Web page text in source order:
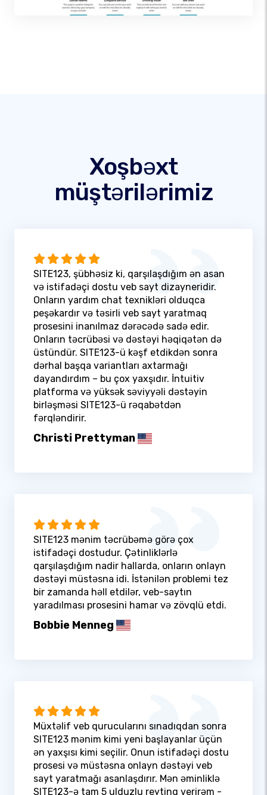
Xoşbəxt
müştərilərimiz
SITE123, şübhəsiz ki, qarşılaşdığım ən asan
və istifadəçi dostu veb sayt dizayneridir.
Onların yardım chat texnikləri olduqca
peşəkardır və təsirli veb sayt yaratmaq
prosesini inanılmaz dərəcədə sadə edir.
Onların təcrübəsi və dəstəyi həqiqətən də
üstündür. SITE123-ü kəşf etdikdən sonra
dərhal başqa variantları axtarmağı
dayandırdım – bu çox yaxşıdır. İntuitiv
platforma və yüksək səviyyəli dəstəyin
birləşməsi SITE123-ü rəqabətdən
fərqləndirir.
Christi Prettyman
SITE123 mənim təcrübəmə görə çox
istifadəçi dostudur. Çətinliklərlə
qarşılaşdığım nadir hallarda, onların onlayn
dəstəyi müstəsna idi. İstənilən problemi tez
bir zamanda həll etdilər, veb-saytın
yaradılması prosesini hamar və zövqlü etdi.
Bobbie Menneg
Müxtəlif veb qurucularını sınadıqdan sonra
SITE123 mənim kimi yeni başlayanlar üçün
ən yaxşısı kimi seçilir. Onun istifadəçi dostu
prosesi və müstəsna onlayn dəstəyi veb
sayt yaratmağı asanlaşdırır. Mən əminliklə
SITE123-ə tam 5 ulduzlu reytinq verirəm -